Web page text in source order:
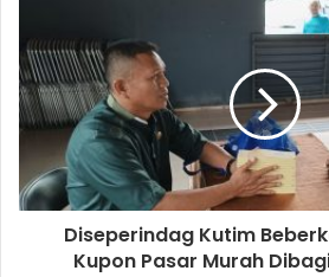
Diseperindag Kutim
Kupon Pasar Murah